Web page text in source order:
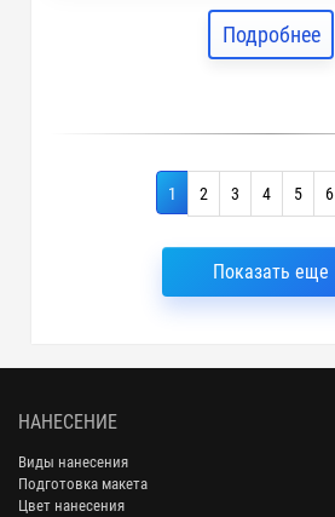
Подробнее
1 2 3 4 5 6
Показать еще
НАНЕСЕНИЕ
Виды нанесения
Подготовка макета
Цвет нанесения